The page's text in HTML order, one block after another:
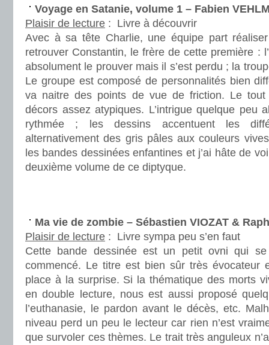
Voyage en Satanie, volume 1 – Fabien
Plaisir de lecture : Livre à découvrir
Avec à sa tête Charlie, une équipe part
retrouver Constantin, le frère de cette première :
absolument le prouver mais il s’est perdu ; la
Le groupe est composé de personnalités bien
va naitre des points de vue de friction. Le
décors assez atypiques. L’intrigue quelque peu
rythmée ; les dessins accentuent les
alternativement des gris pâles aux couleurs
les bandes dessinées enfantines et j’ai hâte de
deuxième volume de ce diptyque.
Ma vie de zombie – Sébastien VIOZAT &
Plaisir de lecture : Livre sympa peu s’en faut
Cette bande dessinée est un petit ovni qui
commencé. Le titre est bien sûr très évocateur
place à la surprise. Si la thématique des morts
en double lecture, nous est aussi proposé
l’euthanasie, le pardon avant le décès, etc.
niveau perd un peu le lecteur car rien n’est
que survoler ces thèmes. Le trait très anguleux